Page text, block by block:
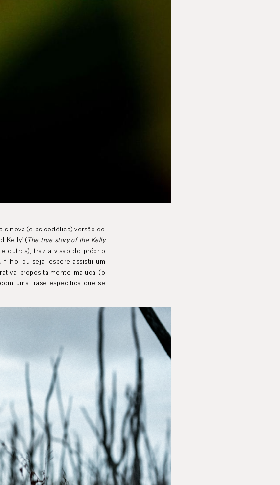
nova (e psicodélica) versão do
Kelly" (The true story of the Kelly
outros), traz a visão do próprio
filho, ou seja, espere assistir um
propositalmente maluca (o
uma frase específica que se